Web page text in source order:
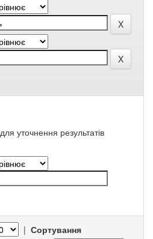
уточнення результатів
| Сортування